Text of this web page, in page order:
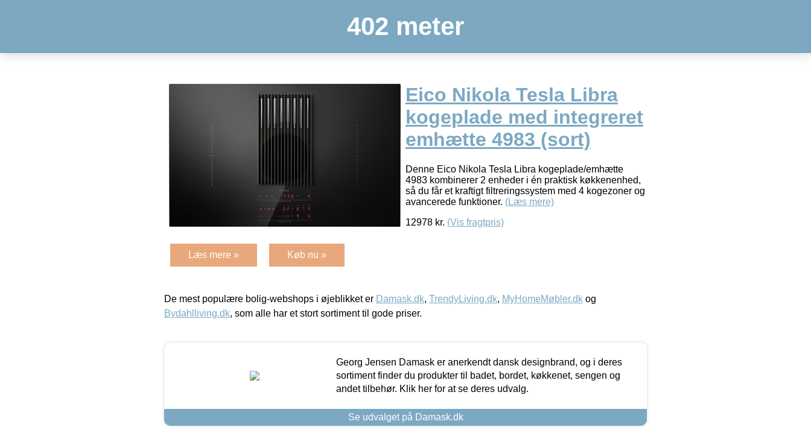
402 meter
Eico Nikola Tesla Libra
kogeplade med integreret
emhætte 4983 (sort)
Denne Eico Nikola Tesla Libra kogeplade/emhætte
4983 kombinerer 2 enheder i én praktisk køkkenenhed,
så du får et kraftigt filtreringssystem med 4 kogezoner og
avancerede funktioner. (Læs mere)
12978 kr. (Vis fragtpris)
Læs mere » Køb nu »
De mest populære bolig-webshops i øjeblikket er Damask.dk, TrendyLiving.dk, MyHomeMøbler.dk og
Bydahlliving.dk, som alle har et stort sortiment til gode priser.
Georg Jensen Damask er anerkendt dansk designbrand, og i deres
sortiment finder du produkter til badet, bordet, køkkenet, sengen og
andet tilbehør. Klik her for at se deres udvalg.
Se udvalget på Damask.dk